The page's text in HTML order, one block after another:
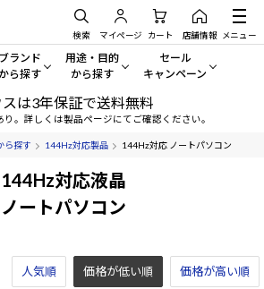
検索 マイページ カート 店舗情報 メニュー
探す をすべてみる
ブランド
ら探す
mouse
G TUNE
NEXTGEAR
MousePro
用途・目的
から探す
一般向けパソコン
ゲーミングPC・ゲーム向けパソコン
クリエイティブ向け
学習向けパソコン
セール
キャンペーン
セール・キャンペー
期間限定セール
おすすめ目玉パソコン
スは3年保証で送料無料
。詳しくは製品ページにてご確認ください。
ら探す 144Hz対応製品 144Hz対応 ノートパソコン
144Hz対応液晶
ノートパソコン
人気順 価格が低い順 価格が高い順